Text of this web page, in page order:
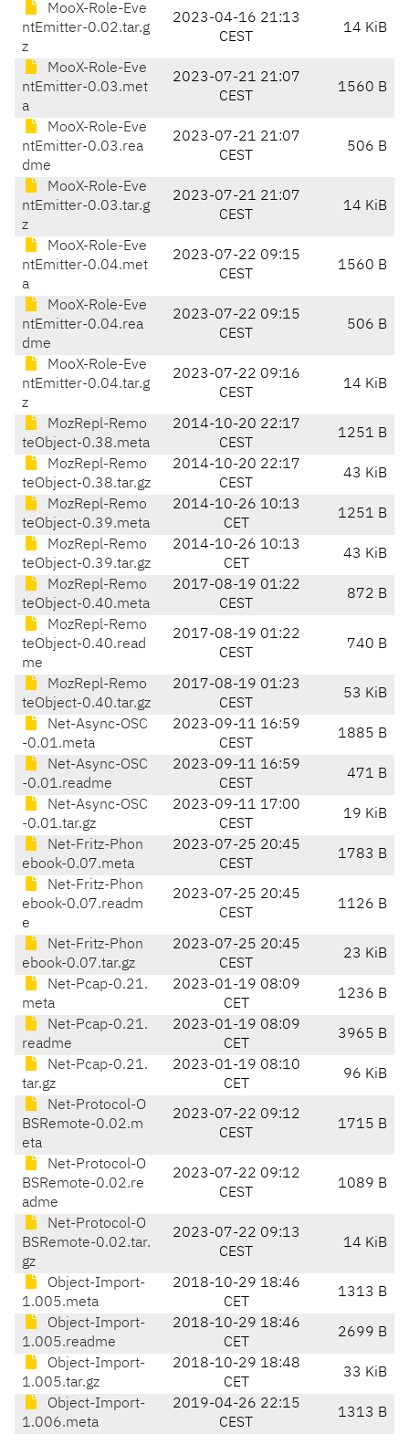
MooX-Role-Eve
ntEmitter-0.02.tar.g
z
2023-04-16 21:13
CEST
14 KiB
MooX-Role-Eve
ntEmitter-0.03.met
a
2023-07-21 21:07
CEST
1560 B
MooX-Role-Eve
ntEmitter-0.03.rea
dme
2023-07-21 21:07
CEST
506 B
MooX-Role-Eve
ntEmitter-0.03.tar.g
z
2023-07-21 21:07
CEST
14 KiB
MooX-Role-Eve
ntEmitter-0.04.met
a
2023-07-22 09:15
CEST
1560 B
MooX-Role-Eve
ntEmitter-0.04.rea
dme
2023-07-22 09:15
CEST
506 B
MooX-Role-Eve
ntEmitter-0.04.tar.g
z
2023-07-22 09:16
CEST
14 KiB
MozRepl-Remo
teObject-0.38.meta
2014-10-20 22:17
CEST
1251 B
MozRepl-Remo
teObject-0.38.tar.gz
2014-10-20 22:17
CEST
43 KiB
MozRepl-Remo
teObject-0.39.meta
2014-10-26 10:13
CET
1251 B
MozRepl-Remo
teObject-0.39.tar.gz
2014-10-26 10:13
CET
43 KiB
MozRepl-Remo
teObject-0.40.meta
2017-08-19 01:22
CEST
872 B
MozRepl-Remo
teObject-0.40.read
me
2017-08-19 01:22
CEST
740 B
MozRepl-Remo
teObject-0.40.tar.gz
2017-08-19 01:23
CEST
53 KiB
Net-Async-OSC
-0.01.meta
2023-09-11 16:59
CEST
1885 B
Net-Async-OSC
-0.01.readme
2023-09-11 16:59
CEST
471 B
Net-Async-OSC
-0.01.tar.gz
2023-09-11 17:00
CEST
19 KiB
Net-Fritz-Phon
ebook-0.07.meta
2023-07-25 20:45
CEST
1783 B
Net-Fritz-Phon
ebook-0.07.readm
e
2023-07-25 20:45
CEST
1126 B
Net-Fritz-Phon
ebook-0.07.tar.gz
2023-07-25 20:45
CEST
23 KiB
Net-Pcap-0.21.
meta
2023-01-19 08:09
CET
1236 B
Net-Pcap-0.21.
readme
2023-01-19 08:09
CET
3965 B
Net-Pcap-0.21.
tar.gz
2023-01-19 08:10
CET
96 KiB
Net-Protocol-O
BSRemote-0.02.m
eta
2023-07-22 09:12
CEST
1715 B
Net-Protocol-O
BSRemote-0.02.re
adme
2023-07-22 09:12
CEST
1089 B
Net-Protocol-O
BSRemote-0.02.tar.
gz
2023-07-22 09:13
CEST
14 KiB
Object-Import-
1.005.meta
2018-10-29 18:46
CET
1313 B
Object-Import-
1.005.readme
2018-10-29 18:46
CET
2699 B
Object-Import-
1.005.tar.gz
2018-10-29 18:48
CET
33 KiB
Object-Import-
1.006.meta
2019-04-26 22:15
CEST
1313 B